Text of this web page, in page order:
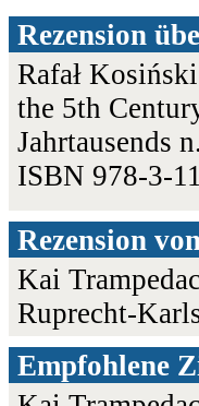
Rezension
Rafał
the 5th
Jahrtausends
ISBN 978-3-
Rezension
Kai
Ruprecht-
Empfohlene